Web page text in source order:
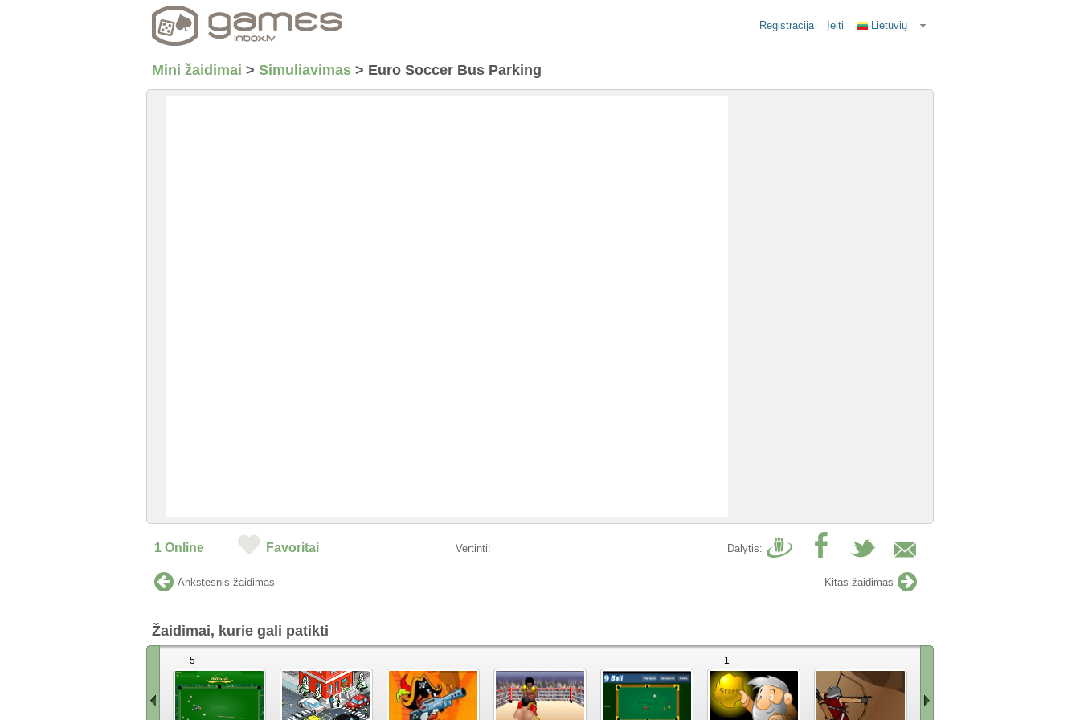
Registracija Įeiti Lietuvių
Mini žaidimai > Simuliavimas > Euro Soccer Bus Parking
1 Online Favoritai Vertinti: Dalytis:
Ankstesnis žaidimas Kitas žaidimas
Žaidimai, kurie gali patikti
5 1